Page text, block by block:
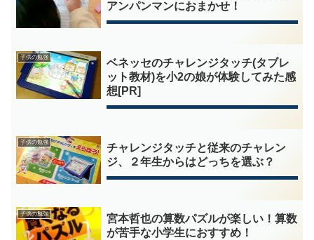
アンパンマンにおまかせ！
子供の勉強
ベネッセのチャレンジタッチ(タブレ
ット教材)を小2の娘が体験してみた感
想[PR]
子供の勉強
チャレンジタッチと従来のチャレン
ジ、２年生からはどっちを選ぶ？
子供の勉強
宮本哲也の算数パズルが楽しい！算数
が苦手な小学生におすすめ！